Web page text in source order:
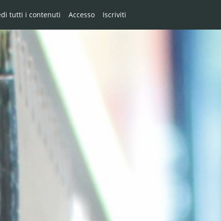
tutti i contenuti Accesso Iscriviti